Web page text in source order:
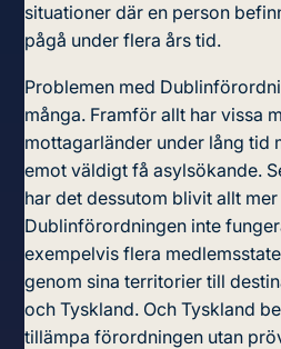
situationer där en person
pågå under flera års tid.
Problemen med
många. Framför allt har vissa
mottagarländer under lång tid
emot väldigt få asylsökande.
har det dessutom blivit allt
Dublinförordningen inte
exempelvis flera
genom sina territorier till
och Tyskland. Och Tyskland
tillämpa förordningen utan